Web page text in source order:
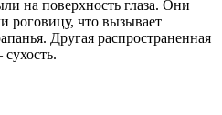
на поверхность глаза. Они
роговицу, что вызывает
Другая распространенная